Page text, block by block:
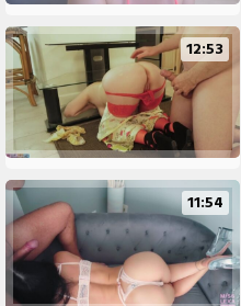
12:53
11:54